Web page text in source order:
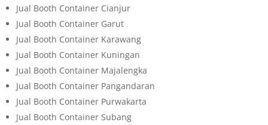
Jual Booth Container Cianjur
Jual Booth Container Garut
Jual Booth Container Karawang
Jual Booth Container Kuningan
Jual Booth Container Majalengka
Jual Booth Container Pangandaran
Jual Booth Container Purwakarta
Jual Booth Container Subang